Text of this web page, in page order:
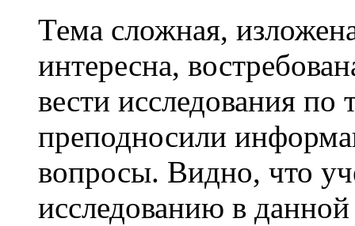
Тема сложная,
интересна,
вести исследования
преподносили
вопросы. Видно, что
исследованию в